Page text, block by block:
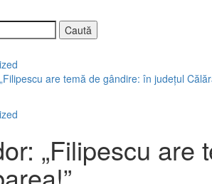
are temă de gândire: în județul
„Filipescu